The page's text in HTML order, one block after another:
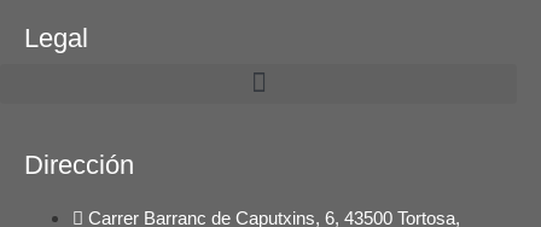
Dirección
Carrer Barranc de Caputxins, 6, 43500 Tortosa,
Legal